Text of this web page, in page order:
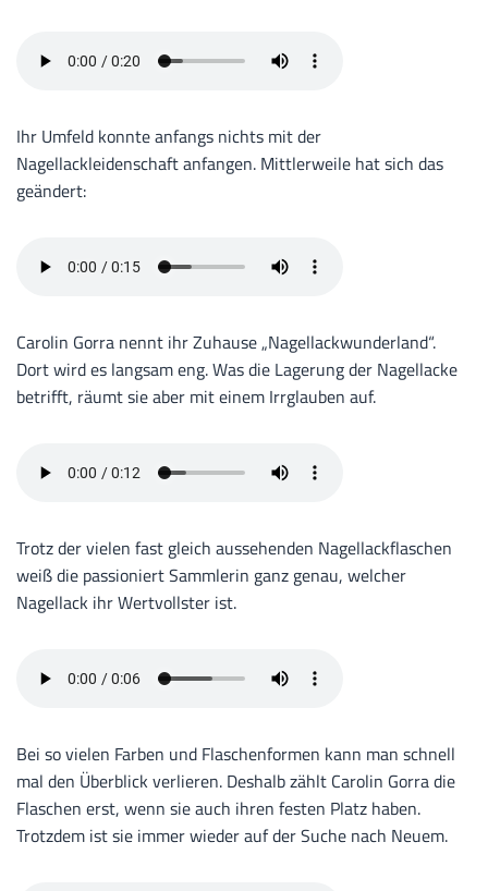
Ihr Umfeld konnte anfangs nichts mit der
Nagellackleidenschaft anfangen. Mittlerweile hat sich das
geändert:
Carolin Gorra nennt ihr Zuhause „Nagellackwunderland“.
Dort wird es langsam eng. Was die Lagerung der Nagellacke
betrifft, räumt sie aber mit einem Irrglauben auf.
Trotz der vielen fast gleich aussehenden Nagellackflaschen
weiß die passioniert Sammlerin ganz genau, welcher
Nagellack ihr Wertvollster ist.
Bei so vielen Farben und Flaschenformen kann man schnell
mal den Überblick verlieren. Deshalb zählt Carolin Gorra die
Flaschen erst, wenn sie auch ihren festen Platz haben.
Trotzdem ist sie immer wieder auf der Suche nach Neuem.